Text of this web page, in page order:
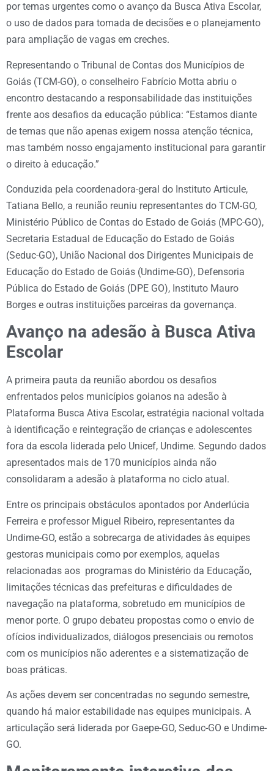
por temas urgentes como o avanço da Busca Ativa Escolar,
o uso de dados para tomada de decisões e o planejamento
para ampliação de vagas em creches.
Representando o Tribunal de Contas dos Municípios de
Goiás (TCM-GO), o conselheiro Fabrício Motta abriu o
encontro destacando a responsabilidade das instituições
frente aos desafios da educação pública: “Estamos diante
de temas que não apenas exigem nossa atenção técnica,
mas também nosso engajamento institucional para garantir
o direito à educação.”
Conduzida pela coordenadora-geral do Instituto Articule,
Tatiana Bello, a reunião reuniu representantes do TCM-GO,
Ministério Público de Contas do Estado de Goiás (MPC-GO),
Secretaria Estadual de Educação do Estado de Goiás
(Seduc-GO), União Nacional dos Dirigentes Municipais de
Educação do Estado de Goiás (Undime-GO), Defensoria
Pública do Estado de Goiás (DPE GO), Instituto Mauro
Borges e outras instituições parceiras da governança.
Avanço na adesão à Busca Ativa
Escolar
A primeira pauta da reunião abordou os desafios
enfrentados pelos municípios goianos na adesão à
Plataforma Busca Ativa Escolar, estratégia nacional voltada
à identificação e reintegração de crianças e adolescentes
fora da escola liderada pelo Unicef, Undime. Segundo dados
apresentados mais de 170 municípios ainda não
consolidaram a adesão à plataforma no ciclo atual.
Entre os principais obstáculos apontados por Anderlúcia
Ferreira e professor Miguel Ribeiro, representantes da
Undime-GO, estão a sobrecarga de atividades às equipes
gestoras municipais como por exemplos, aquelas
relacionadas aos programas do Ministério da Educação,
limitações técnicas das prefeituras e dificuldades de
navegação na plataforma, sobretudo em municípios de
menor porte. O grupo debateu propostas como o envio de
ofícios individualizados, diálogos presenciais ou remotos
com os municípios não aderentes e a sistematização de
boas práticas.
As ações devem ser concentradas no segundo semestre,
quando há maior estabilidade nas equipes municipais. A
articulação será liderada por Gaepe-GO, Seduc-GO e Undime-
GO.